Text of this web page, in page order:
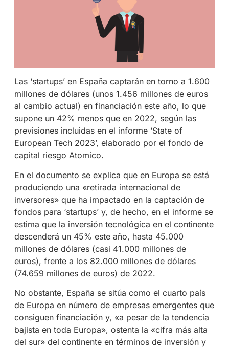
Las ‘startups’ en España captarán en torno a 1.600
millones de dólares (unos 1.456 millones de euros
al cambio actual) en financiación este año, lo que
supone un 42% menos que en 2022, según las
previsiones incluidas en el informe ‘State of
European Tech 2023’, elaborado por el fondo de
capital riesgo Atomico.
En el documento se explica que en Europa se está
produciendo una «retirada internacional de
inversores» que ha impactado en la captación de
fondos para ‘startups’ y, de hecho, en el informe se
estima que la inversión tecnológica en el continente
descenderá un 45% este año, hasta 45.000
millones de dólares (casi 41.000 millones de
euros), frente a los 82.000 millones de dólares
(74.659 millones de euros) de 2022.
No obstante, España se sitúa como el cuarto país
de Europa en número de empresas emergentes que
consiguen financiación y, «a pesar de la tendencia
bajista en toda Europa», ostenta la «cifra más alta
del sur» del continente en términos de inversión y